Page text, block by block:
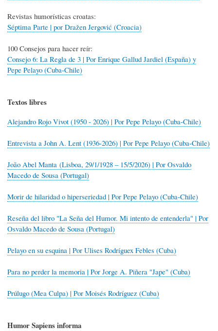
Revistas humorísticas croatas:
Séptima Parte | por Dražen Jergović (Croacia)
100 Consejos para hacer reír:
Consejo 6: La Regla de 3 | Por Enrique Gallud Jardiel (España) y
Pepe Pelayo (Cuba-Chile)
Textos libres
Alejandro Rojo Vivot (1950 - 2026) | Por Pepe Pelayo (Cuba-Chile)
Entrevista a John A. Lent (1936-2026) | Por Pepe Pelayo (Cuba-Chile)
João Abel Manta (Lisboa, 29/1/1928 – 15/5/2026) | Por Osvaldo
Macedo de Sousa (Portugal)
Morir de hilaridad o hiperseriedad | Por Pepe Pelayo (Cuba-Chile)
Reseña del libro "La Seña del Humor. Mi intento de entenderla" | Por
Osvaldo Macedo de Sousa (Portugal)
Pelayo en su esquina | Por Ulises Rodríguex Febles (Cuba)
Para no perder la memoria | Por Jorge A. Piñera "Jape" (Cuba)
Prúlugo (Mea Culpa) | Por Moisés Rodríguez (Cuba)
Humor Sapiens informa